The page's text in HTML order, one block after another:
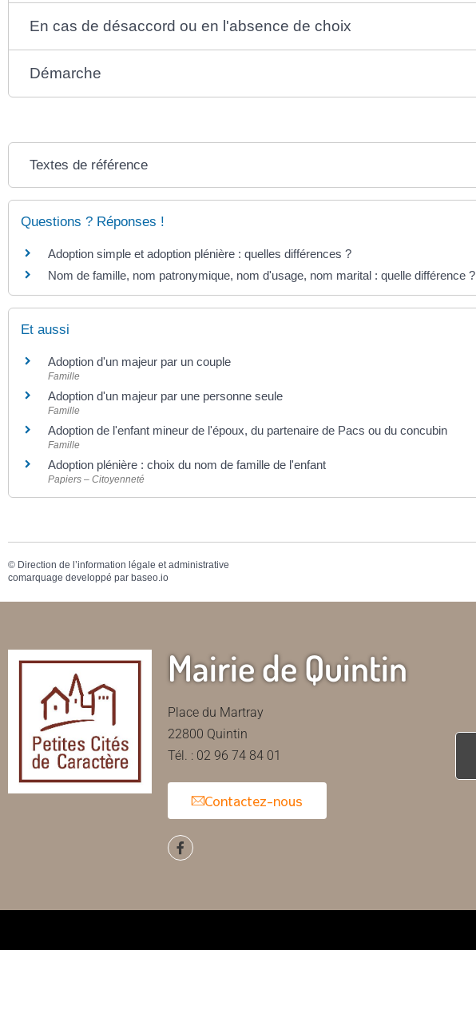
En cas de désaccord ou en l'absence de choix
Démarche
Textes de référence
Questions ? Réponses !
Adoption simple et adoption plénière : quelles différences ?
Nom de famille, nom patronymique, nom d'usage, nom marital : quelle différence ?
Et aussi
Adoption d'un majeur par un couple
Famille
Adoption d'un majeur par une personne seule
Famille
Adoption de l'enfant mineur de l'époux, du partenaire de Pacs ou du concubin
Famille
Adoption plénière : choix du nom de famille de l'enfant
Papiers – Citoyenneté
© Direction de l’information légale et administrative
comarquage developpé par baseo.io
Mairie de Quintin
Place du Martray
22800 Quintin
Tél. : 02 96 74 84 01
Contactez-nous